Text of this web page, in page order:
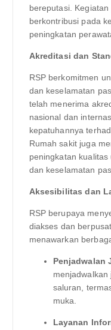
bereputasi.
berkontribusi pada
peningkatan
Akreditasi dan
RSP berkomitmen
dan keselamatan
telah menerima
nasional dan
kepatuhannya
Rumah sakit juga
peningkatan
dan keselamatan
Aksesibilitas dan
RSP berupaya
diakses dan
menawarkan
Penjadwalan
saluran,
muka.
Layanan